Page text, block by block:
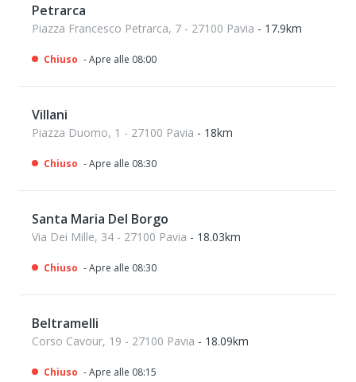
Petrarca
Piazza Francesco Petrarca, 7 - 27100 Pavia - 17.9km
Chiuso - Apre alle 08:00
Villani
Piazza Duomo, 1 - 27100 Pavia - 18km
Chiuso - Apre alle 08:30
Santa Maria Del Borgo
Via Dei Mille, 34 - 27100 Pavia - 18.03km
Chiuso - Apre alle 08:30
Beltramelli
Corso Cavour, 19 - 27100 Pavia - 18.09km
Chiuso - Apre alle 08:15